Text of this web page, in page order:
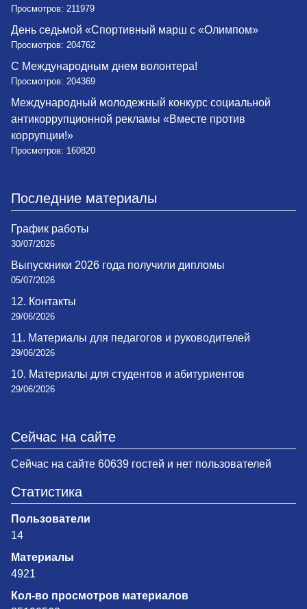
Просмотров: 211979
День седьмой «Спортивный марш с «Олимпом»
Просмотров: 204762
С Международным днем волонтера!
Просмотров: 204369
Международный молодежный конкурс социальной
антикоррупционной рекламы «Вместе против
коррупции!»
Просмотров: 160820
Последние материалы
График работы
30/07/2026
Выпускники 2026 года получили дипломы
05/07/2026
12. Контакты
29/06/2026
11. Материалы для педагогов и руководителей
29/06/2026
10. Материалы для студентов и абитуриентов
29/06/2026
Сейчас на сайте
Сейчас на сайте 60639 гостей и нет пользователей
Статистика
Пользователи
14
Материалы
4921
Кол-во просмотров материалов